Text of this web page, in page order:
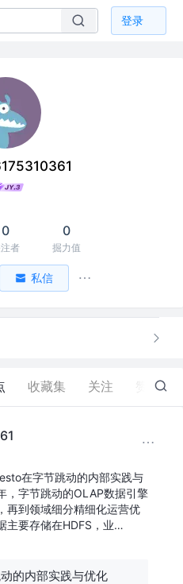
登录
0
者
0
掘力值
私信
收藏集 关注 0
在字节跳动的内部实践与
，字节跳动的OLAP数据引擎
再到领域细分精细化运营优
主要存储在HDFS，业…
的内部实践与优化